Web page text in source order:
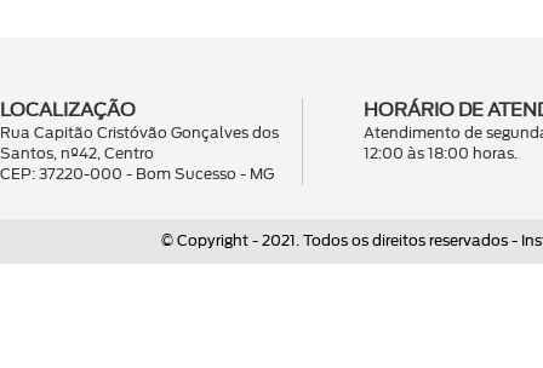
LOCALIZAÇÃO
Rua Capitão Cristóvão Gonçalves dos
Santos, nº42, Centro
CEP: 37220-000 - Bom Sucesso - MG
HORÁRIO DE
Atendimento de
12:00 às 18:00 horas.
© Copyright - 2021. Todos os direitos reservados -